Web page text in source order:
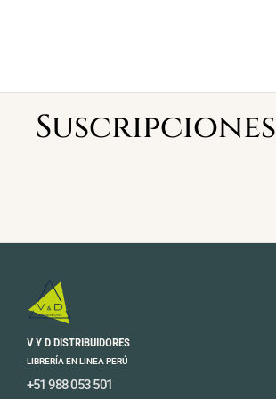
Suscripciones
V Y D DISTRIBUIDORES
LIBRERÍA EN LINEA PERÚ
+51 988 053 501